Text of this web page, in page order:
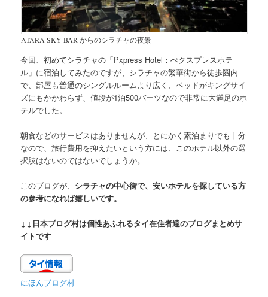
ATARA SKY BAR からのシラチャの夜景
今回、初めてシラチャの 「Pxpress Hotel：ぺクスプレスホテ
ル」 に宿泊してみたのですが、シラチャの繁華街から徒歩圏内
で、部屋も普通のシングルルームより広く、ベッドがキングサイ
ズにもかかわらず、値段が1泊500バーツなので非常に大満足のホ
テルでした。
朝食などのサービスはありませんが、とにかく素泊まりでも十分
なので、旅行費用を抑えたいという方には、このホテル以外の選
択肢はないのではないでしょうか。
このブログが、 シラチャの中心街で、安いホテルを探している方
の参考になれば嬉しいです。
↓↓日本ブログ村は個性あふれるタイ在住者達のブログまとめサ
イトです
にほんブログ村